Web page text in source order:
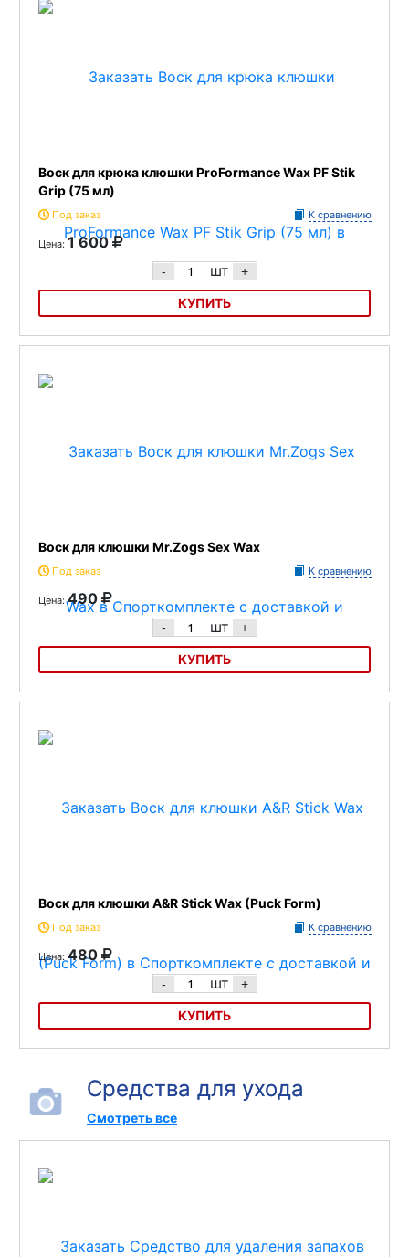
Воск для крюка клюшки ProFormance Wax PF Stik
Grip (75 мл)
Под заказ К сравнению
Цена: 1 600
- шт +
КУПИТЬ
Воск для крюка клюшки ProFormance Wax PF Stik Grip (75 мл)
Воск для клюшки Mr.Zogs Sex Wax
Под заказ К сравнению
Цена:490
- шт +
КУПИТЬ
Воск для клюшки Mr.Zogs Sex Wax
Воск для клюшки A&R Stick Wax (Puck Form)
Под заказ К сравнению
Цена: 480
- шт +
КУПИТЬ
Производитель - Stick Wax
Средства для ухода
Смотреть все